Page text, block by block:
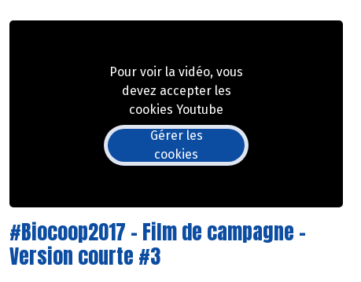
Pour voir la vidéo, vous
devez accepter les
cookies Youtube
Gérer les
cookies
#Biocoop2017 - Film de campagne -
Version courte #3